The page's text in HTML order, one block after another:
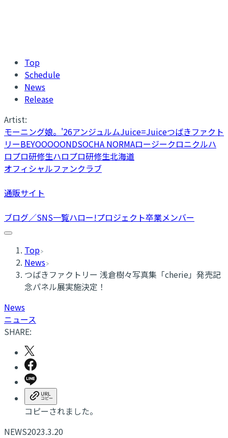
Top
Schedule
News
Release
Artist:
モーニング娘。'26アンジュルムJuice=Juiceつばきファクト
リーBEYOOOOONDSOCHA NORMAロージークロニクルハ
ロプロ研修生ハロプロ研修生北海道
オフィシャルファンクラブ
通販サイト
ブログ／SNS一覧ハロー!プロジェクト卒業メンバー
Top
News
つばきファクトリー 浅倉樹々写真集「cherie」発売記
念パネル展実施決定！
News
ニュース
SHARE:
コピーされました。
NEWS2023.3.20